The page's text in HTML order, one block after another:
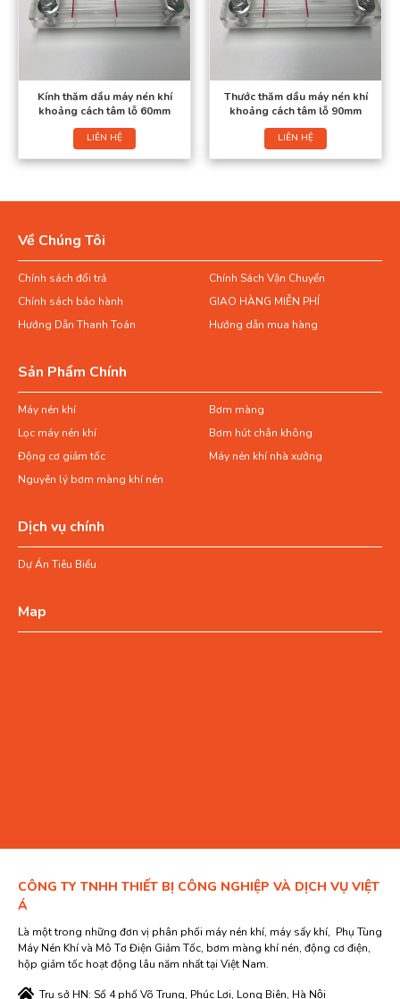
Kính thăm dầu máy nén khí
khoảng cách tâm lỗ 60mm
LIÊN HỆ
Thước thăm dầu máy nén khí
khoảng cách tâm lỗ 90mm
LIÊN HỆ
Về Chúng Tôi
Chính sách đổi trả
Chính Sách Vận Chuyển
Chính sách bảo hành
GIAO HÀNG MIỄN PHÍ
Hướng Dẫn Thanh Toán
Hướng dẫn mua hàng
Sản Phẩm Chính
Máy nén khí
Bơm màng
Lọc máy nén khí
Bơm hút chân không
Động cơ giảm tốc
Máy nén khí nhà xưởng
Nguyên lý bơm màng khí nén
Dịch vụ chính
Dự Án Tiêu Biểu
Map
CÔNG TY TNHH THIẾT BỊ CÔNG NGHIỆP VÀ DỊCH VỤ VIỆT
Á
Là một trong những đơn vị phân phối máy nén khí, máy sấy khí, Phụ Tùng
Máy Nén Khí và Mô Tơ Điện Giảm Tốc, bơm màng khí nén, động cơ điện,
hộp giảm tốc hoạt động lâu năm nhất tại Việt Nam.
Trụ sở HN: Số 4 phố Võ Trung, Phúc Lợi, Long Biên, Hà Nội